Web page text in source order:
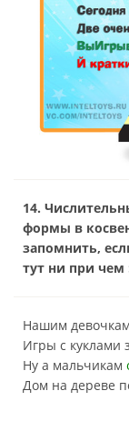
14.
формы в
запомнить,
тут ни при чем
Нашим девочкам
Игры с куклами
Ну а мальчикам
Дом на дереве